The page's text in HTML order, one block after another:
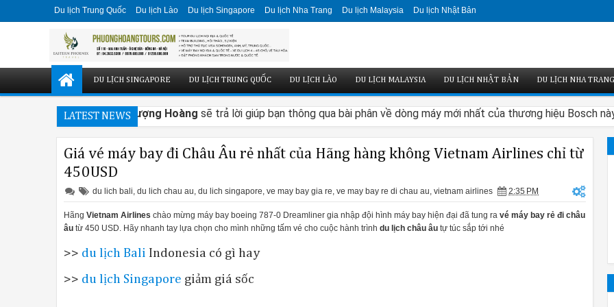
Du lịch Trung Quốc Du lịch Lào Du lịch Singapore Du lịch Nha Trang Du lịch Malaysia Du lịch Nhật Bản
DU LỊCH SINGAPORE DU LỊCH TRUNG QUỐC DU LỊCH LÀO DU LỊCH MALAYSIA DU LỊCH NHẬT BẢN DU LỊCH NHA TRANG
LATEST NEWS
Dưới đây Bếp Phượng Hoàng sẽ trả lời giúp bạn thông qua bài phân về dòng máy mới nhất của thương hiệu Bosch này
Bosch Serie 8?
đại từ âm tủ, bán âm đến độc lập, phù hợp từng không gian bếp:
điều khiển của máy rửa bát Bosch Serie 8 được tối ưu, đảm bảo thẩm mỹ hơn các dòng trước. Người dùng có thể chọn từ hai
InfoLight, một tính năng không tìm thấy trên các mô hình điều khiển phía trước. Đó là một chùm sáng màu đỏ nhỏ được chiếu lên
từ 15 đến 16 bộ bát đĩa.
là gì, đều có bằng thép không gỉ, trắng hoặc đen. Họ cũng cung cấp cho bạn một sự lựa chọn giữa điều khiển cảm ứng điện dung
Giá vé máy bay đi Châu Âu rẻ nhất của Hãng hàng không Vietnam Airlines chỉ từ
450USD
du lich bali, du lich chau au, du lich singapore, ve may bay gia re, ve may bay re di chau au, vietnam airlines 2:35 PM
Hãng Vietnam Airlines chào mừng máy bay boeing 787-0 Dreamliner gia nhập đội hình máy bay hiện đại đã tung ra vé máy bay rẻ đi châu
âu từ 450 USD. Hãy nhanh tay lựa chọn cho mình những tấm vé cho cuộc hành trình du lịch châu âu tự túc sắp tới nhé
>> du lịch Bali Indonesia có gì hay
>> du lịch Singapore giảm giá sốc